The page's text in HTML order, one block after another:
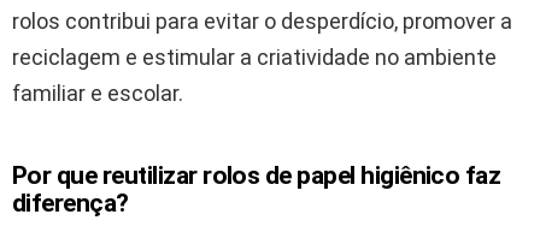
rolos contribui para evitar o desperdício, promover a
reciclagem e estimular a criatividade no ambiente
familiar e escolar.
Por que reutilizar rolos de papel higiênico faz
diferença?